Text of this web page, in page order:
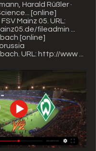
‎Harald Rüßler ·
[online]
Mainz 05. URL:
fileadmin ...
[online]
URL: http://www ...